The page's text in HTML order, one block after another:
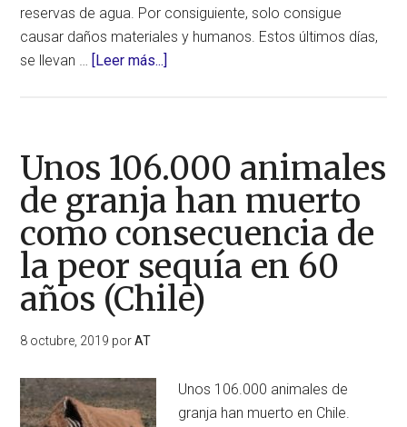
reservas de agua. Por consiguiente, solo consigue
causar daños materiales y humanos. Estos últimos días,
se llevan … [Leer más...]
una
situación
de
sequía
preocupante
Unos 106.000 animales
de granja han muerto
como consecuencia de
la peor sequía en 60
años (Chile)
8 octubre, 2019 porAT
Unos 106.000 animales de
granja han muerto en Chile.